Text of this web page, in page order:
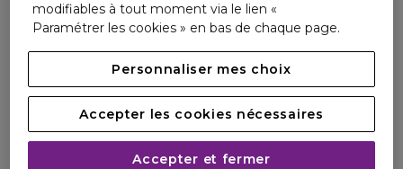
modifiables à tout moment via le lien «
Paramétrer les cookies » en bas de chaque page.
Personnaliser mes choix
Accepter les cookies nécessaires
Accepter et fermer